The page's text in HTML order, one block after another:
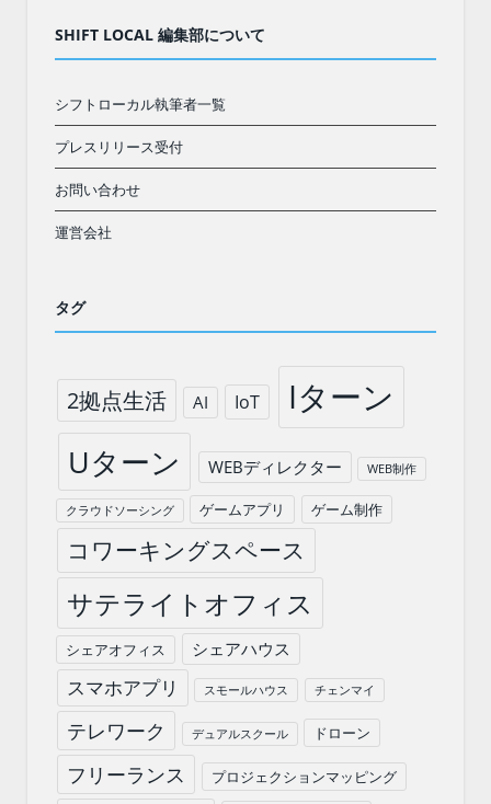
SHIFT LOCAL 編集部について
シフトローカル執筆者一覧
プレスリリース受付
お問い合わせ
運営会社
タグ
2拠点生活 AI IoT Iターン
Uターン WEBディレクター WEB制作
クラウドソーシング ゲームアプリ ゲーム制作
コワーキングスペース
サテライトオフィス
シェアオフィス シェアハウス
スマホアプリ スモールハウス チェンマイ
テレワーク デュアルスクール ドローン
フリーランス プロジェクションマッピング